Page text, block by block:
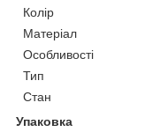
Колір
Матеріал
Особливості
Тип
Стан
Упаковка